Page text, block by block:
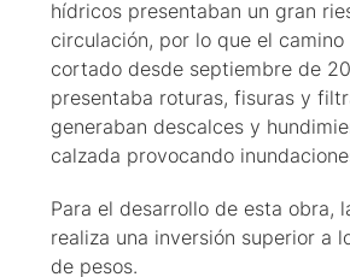
hídricos presentaban un gran
circulación, por lo que el
cortado desde septiembre de
presentaba roturas, fisuras y
generaban descalces y
calzada provocando
Para el desarrollo de esta obra,
realiza una inversión superior a
de pesos.